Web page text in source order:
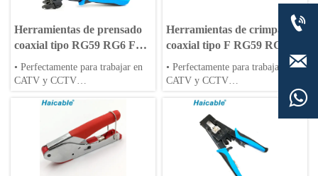
Herramientas de prensado
coaxial tipo RG59 RG6 F
BNC RCA HT-H510B
• Perfectamente para trabajar en
CATV y CCTV
instalación coaxial
• Crimpado para la mayoría de
los conectores de compresión
Herramientas de crimpado
coaxial tipo F RG59 RG6
RG11 HT-H548A
• Perfectamente para trabajar en
CATV y CCTV
• Herramienta de preparación e
instalación coaxial
• Crimpado para la mayoría de
los conectores de compresión


